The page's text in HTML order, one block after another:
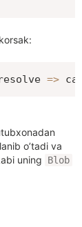
=>
o’tadi va
uning Blob